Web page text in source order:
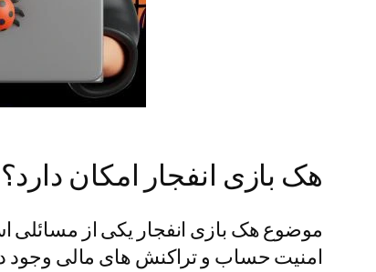
هک بازی انفجار امکان دارد؟
موضوع هک بازی انفجار یکی از مسائلی
امنیت حساب و تراکنش های مالی